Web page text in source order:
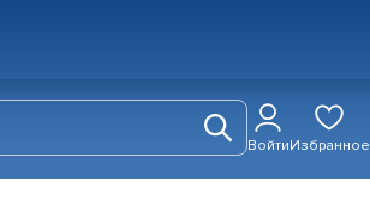
ВойтиИзбранное